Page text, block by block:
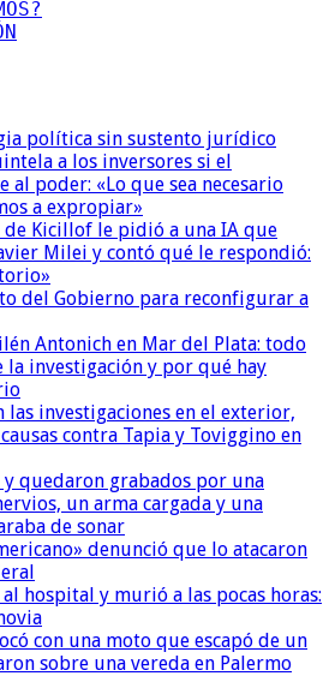
política sin sustento jurídico
a los inversores si el
al poder: «Lo que sea necesario
a expropiar»
de Kicillof le pidió a una IA que
Milei y contó qué le respondió:
del Gobierno para reconfigurar a
Antonich en Mar del Plata: todo
la investigación y por qué hay
las investigaciones en el exterior,
contra Tapia y Toviggino en
y quedaron grabados por una
un arma cargada y una
de sonar
denunció que lo atacaron
hospital y murió a las pocas horas:
con una moto que escapó de un
sobre una vereda en Palermo